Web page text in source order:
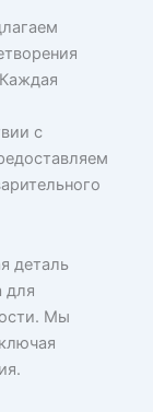
с
деталь
для
Мы